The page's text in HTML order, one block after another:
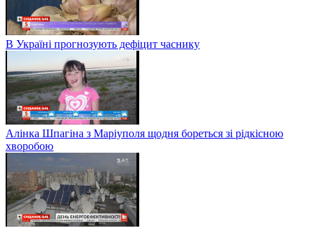
В Україні прогнозують дефіцит часнику
Алінка Шпагіна з Маріуполя щодня бореться зі рідкісною
хворобою